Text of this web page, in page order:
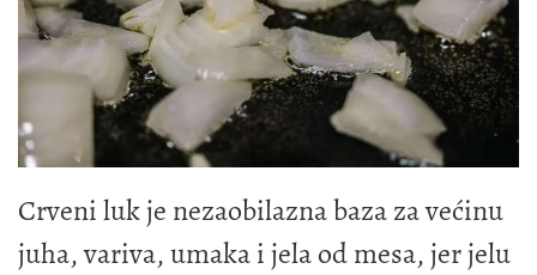
Crveni luk je nezaobilazna baza za većinu
juha, variva, umaka i jela od mesa, jer jelu